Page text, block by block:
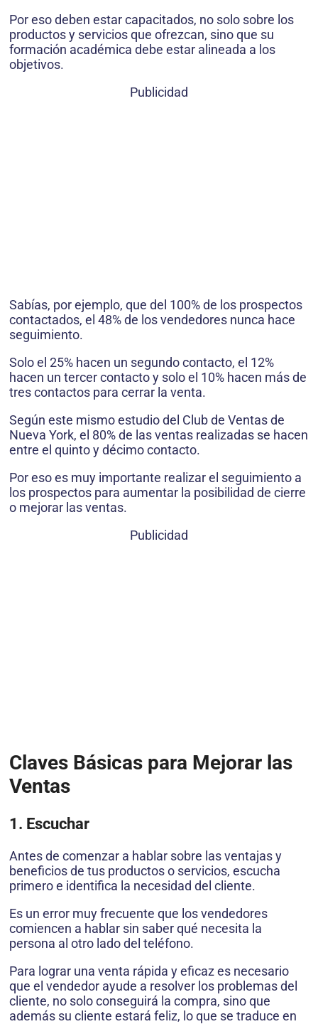
Por eso deben estar capacitados, no solo sobre los
productos y servicios que ofrezcan, sino que su
formación académica debe estar alineada a los
objetivos.
Publicidad
Sabías, por ejemplo, que del 100% de los prospectos
contactados, el 48% de los vendedores nunca hace
seguimiento.
Solo el 25% hacen un segundo contacto, el 12%
hacen un tercer contacto y solo el 10% hacen más de
tres contactos para cerrar la venta.
Según este mismo estudio del Club de Ventas de
Nueva York, el 80% de las ventas realizadas se hacen
entre el quinto y décimo contacto.
Por eso es muy importante realizar el seguimiento a
los prospectos para aumentar la posibilidad de cierre
o mejorar las ventas.
Publicidad
Claves Básicas para Mejorar las
Ventas
1. Escuchar
Antes de comenzar a hablar sobre las ventajas y
beneficios de tus productos o servicios, escucha
primero e identifica la necesidad del cliente.
Es un error muy frecuente que los vendedores
comiencen a hablar sin saber qué necesita la
persona al otro lado del teléfono.
Para lograr una venta rápida y eficaz es necesario
que el vendedor ayude a resolver los problemas del
cliente, no solo conseguirá la compra, sino que
además su cliente estará feliz, lo que se traduce en